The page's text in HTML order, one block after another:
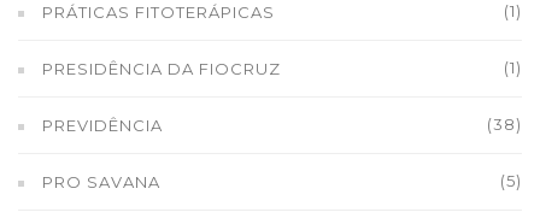
PRÁTICAS FITOTERÁPICAS (1)
PRESIDÊNCIA DA FIOCRUZ (1)
PREVIDÊNCIA (38)
PRO SAVANA (5)